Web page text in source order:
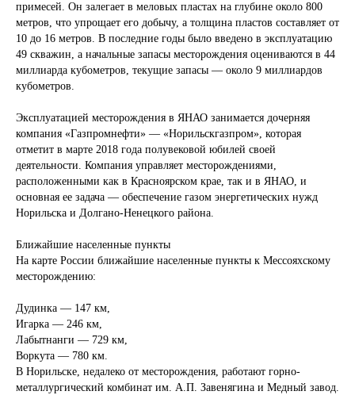
примесей. Он залегает в меловых пластах на глубине около 800
метров, что упрощает его добычу, а толщина пластов составляет от
10 до 16 метров. В последние годы было введено в эксплуатацию
49 скважин, а начальные запасы месторождения оцениваются в 44
миллиарда кубометров, текущие запасы — около 9 миллиардов
кубометров.
Эксплуатацией месторождения в ЯНАО занимается дочерняя
компания «Газпромнефти» — «Норильскгазпром», которая
отметит в марте 2018 года полувековой юбилей своей
деятельности. Компания управляет месторождениями,
расположенными как в Красноярском крае, так и в ЯНАО, и
основная ее задача — обеспечение газом энергетических нужд
Норильска и Долгано-Ненецкого района.
Ближайшие населенные пункты
На карте России ближайшие населенные пункты к Мессояхскому
месторождению:
Дудинка — 147 км,
Игарка — 246 км,
Лабытнанги — 729 км,
Воркута — 780 км.
В Норильске, недалеко от месторождения, работают горно-
металлургический комбинат им. А.П. Завенягина и Медный завод.
Откуда доставляем
Куда доставляем